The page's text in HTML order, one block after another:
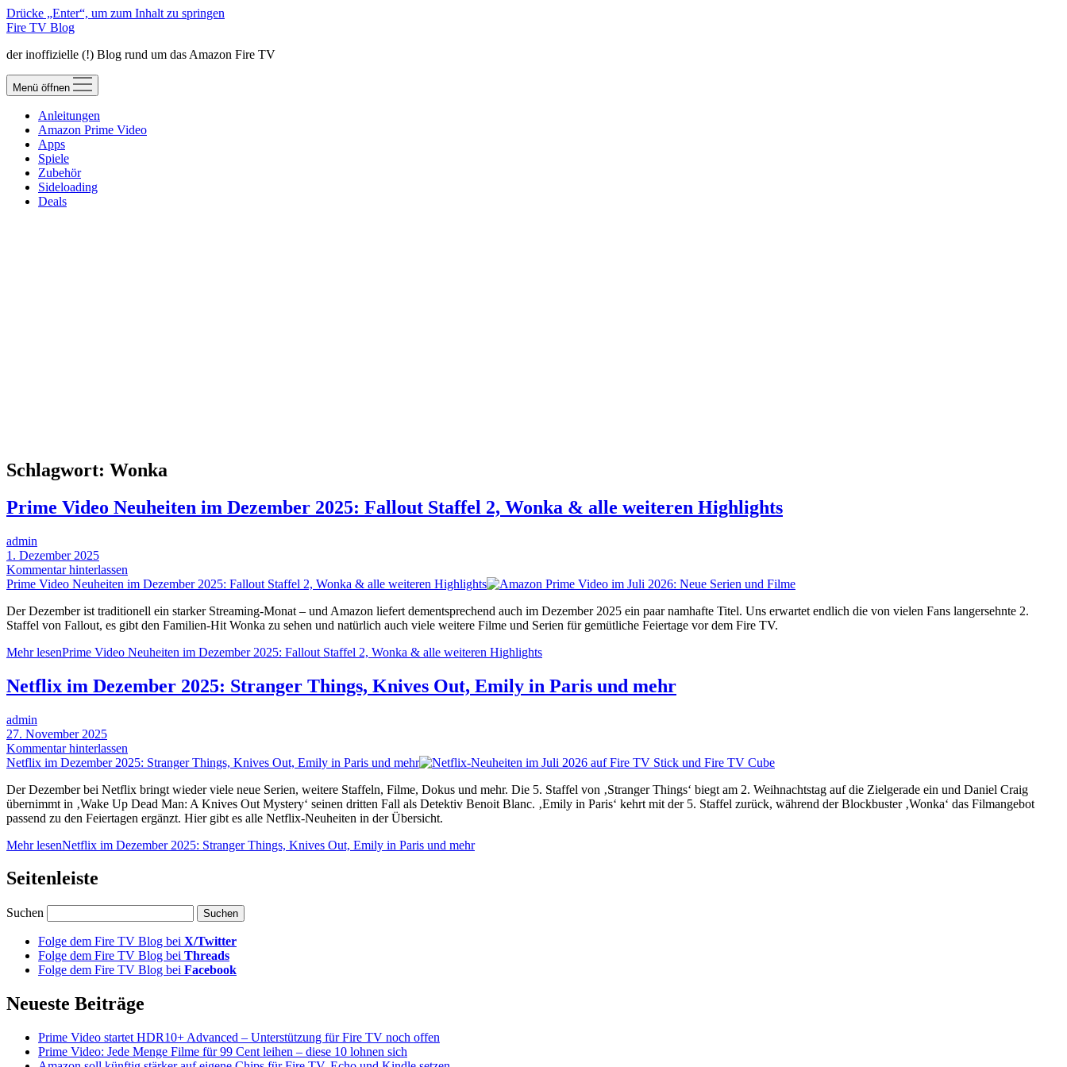
Drücke „Enter“, um zum Inhalt zu springen
Fire TV Blog
der inoffizielle (!) Blog rund um das Amazon Fire TV
Menü öffnen
Anleitungen
Amazon Prime Video
Apps
Spiele
Zubehör
Sideloading
Deals
Schlagwort: Wonka
Prime Video Neuheiten im Dezember 2025: Fallout Staffel 2, Wonka & alle weiteren Highlights
admin
1. Dezember 2025
Kommentar hinterlassen
Prime Video Neuheiten im Dezember 2025: Fallout Staffel 2, Wonka & alle weiteren Highlights
Der Dezember ist traditionell ein starker Streaming-Monat – und Amazon liefert dementsprechend auch im Dezember 2025 ein paar namhafte Titel. Uns erwartet endlich die von vielen Fans langersehnte 2.
Staffel von Fallout, es gibt den Familien-Hit Wonka zu sehen und natürlich auch viele weitere Filme und Serien für gemütliche Feiertage vor dem Fire TV.
Mehr lesenPrime Video Neuheiten im Dezember 2025: Fallout Staffel 2, Wonka & alle weiteren Highlights
Netflix im Dezember 2025: Stranger Things, Knives Out, Emily in Paris und mehr
admin
27. November 2025
Kommentar hinterlassen
Netflix im Dezember 2025: Stranger Things, Knives Out, Emily in Paris und mehr
Der Dezember bei Netflix bringt wieder viele neue Serien, weitere Staffeln, Filme, Dokus und mehr. Die 5. Staffel von ‚Stranger Things‘ biegt am 2. Weihnachtstag auf die Zielgerade ein und Daniel Craig
übernimmt in ‚Wake Up Dead Man: A Knives Out Mystery‘ seinen dritten Fall als Detektiv Benoit Blanc. ‚Emily in Paris‘ kehrt mit der 5. Staffel zurück, während der Blockbuster ‚Wonka‘ das Filmangebot
passend zu den Feiertagen ergänzt. Hier gibt es alle Netflix-Neuheiten in der Übersicht.
Mehr lesenNetflix im Dezember 2025: Stranger Things, Knives Out, Emily in Paris und mehr
Seitenleiste
Suchen
Folge dem Fire TV Blog bei X/Twitter
Folge dem Fire TV Blog bei Threads
Folge dem Fire TV Blog bei Facebook
Neueste Beiträge
Prime Video startet HDR10+ Advanced – Unterstützung für Fire TV noch offen
Prime Video: Jede Menge Filme für 99 Cent leihen – diese 10 lohnen sich